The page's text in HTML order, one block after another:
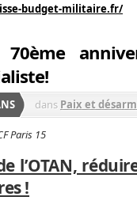
budget-militaire.fr/
70ème
dans Paix et
Paris 15
l’OTAN,
!